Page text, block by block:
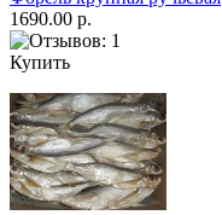
1690.00 р.
Купить